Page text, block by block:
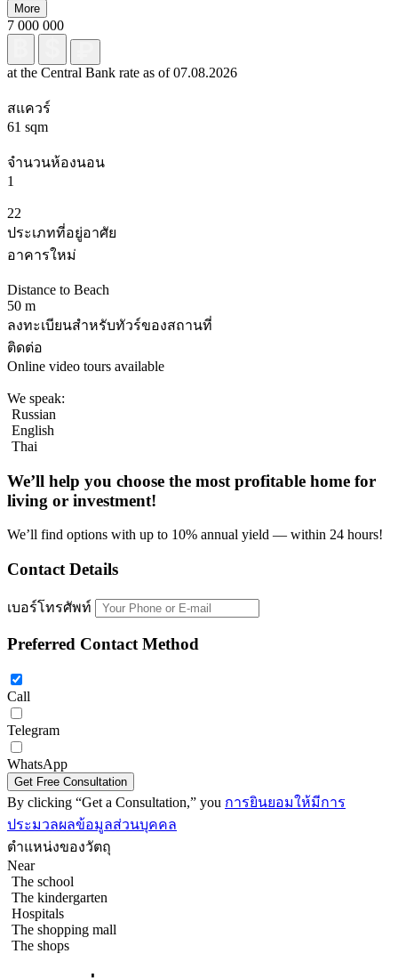
More
7 000 000
at the Central Bank rate as of 07.08.2026
สแควร์
61 sqm
จำนวนห้องนอน
1
22
ประเภทที่อยู่อาศัย
อาคารใหม่
Distance to Beach
50 m
ลงทะเบียนสำหรับทัวร์ของสถานที่
ติดต่อ
Online video tours available
We speak:
Russian
English
Thai
We’ll help you choose the most profitable home for
living or investment!
We’ll find options with up to 10% annual yield — within 24 hours!
Contact Details
เบอร์โทรศัพท์
Preferred Contact Method
Call
Telegram
WhatsApp
By clicking “Get a Consultation,” you การยินยอมให้มีการ
ประมวลผลข้อมูลส่วนบุคคล
ตำแหน่งของวัตถุ
с 2-мя спальнями 61м2 в Wongamat Tower
Near
The school
The kindergarten
Hospitals
The shopping mall
The shops